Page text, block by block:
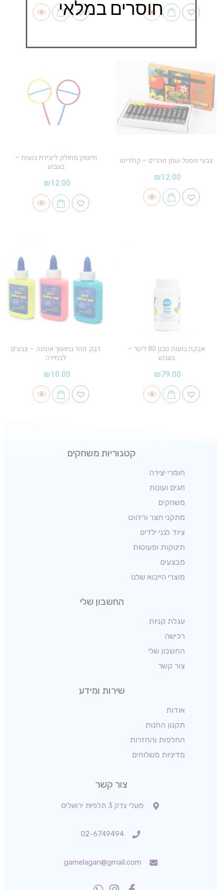
צבעי פסטל שמן זוהרים – קולריטו
₪12.00
חישוק מחולק ליצירת בועות –
בעבוע
₪12.00
אבקת בועות סבון 80 ליטר –
בעבוע
₪79.00
דבק זוהר בחושך אומגה – צבעים
לבחירה
₪10.00
קטגוריות משחקים
חומרי יצירה
חגים ועונות
משחקים
מתקני חצר וריהוט
ציוד לגני ילדים
תינוקות ופעוטות
מבצעים
מוצרי הייבוא שלנו
החשבון שלי
עגלת קניות
רכישה
החשבון שלי
צור קשר
שירות ומידע
אודות
תקנון החנות
החלפות והחזרות
מדיניות משלוחים
צור קשר
פועלי צדק 3 תלפיות ירושלים
02-6749494
gamelagan@gmail.com
חוסרים במלאי